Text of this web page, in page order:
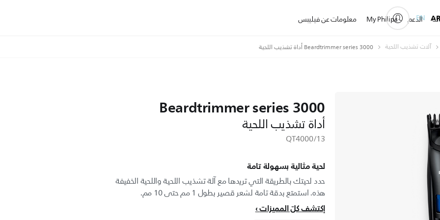
الدعم My Philips معلومات عن فيليبس EN
آلات تشذيب اللحية Beardtrimmer series 3000 أداة تشذيب اللحية
Beardtrimmer series 3000
أداة تشذيب اللحية
QT4000/13
لحية مثالية بسهولة تامة
حدد لحيتك بالطريقة التي تريدها مع آلة تشذيب اللحية واللحية الخفيفة
هذه. استمتع بدقة تامة لشعر قصير بطول 1 مم حتى 10 مم.
إكتشف كلّ المميزات